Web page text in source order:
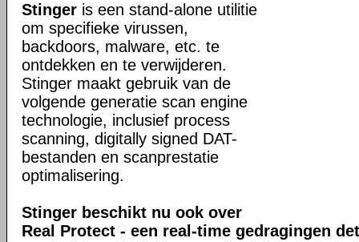
Stinger is een stand-alone utilitie
om specifieke virussen,
backdoors, malware, etc. te
ontdekken en te verwijderen.
Stinger maakt gebruik van de
volgende generatie scan engine
technologie, inclusief process
scanning, digitally signed DAT-
bestanden en scanprestatie
optimalisering.
Stinger beschikt nu ook over
Real Protect - een real-time gedragingen